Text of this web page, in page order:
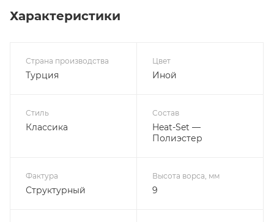
Характеристики
Страна производства
Турция
Цвет
Иной
Стиль
Классика
Состав
Heat-Set —
Полиэстер
Фактура
Структурный
Высота ворса, мм
9